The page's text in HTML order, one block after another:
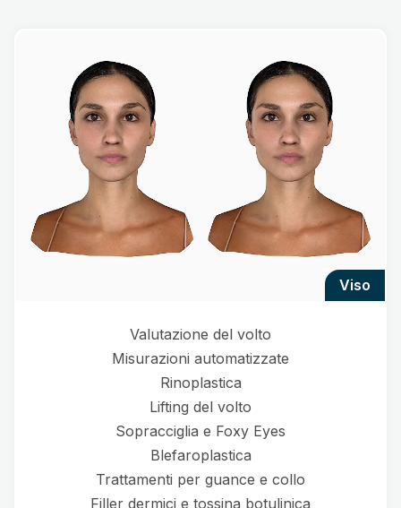
viso
Valutazione del volto
Misurazioni automatizzate
Rinoplastica
Lifting del volto
Sopracciglia e Foxy Eyes
Blefaroplastica
Trattamenti per guance e collo
Filler dermici e tossina botulinica